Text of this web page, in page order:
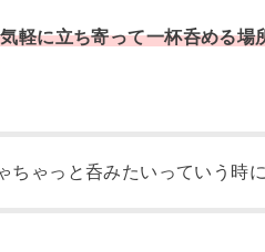
軽に立ち寄って一杯呑める場
ちゃっと呑みたいっていう時に